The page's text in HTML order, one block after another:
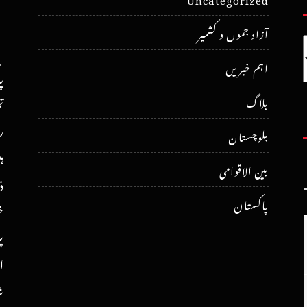
آزاد جموں و کشمیر
اہم خبریں
بلاگ
بلوچستان
بین الاقوامی
پاکستان